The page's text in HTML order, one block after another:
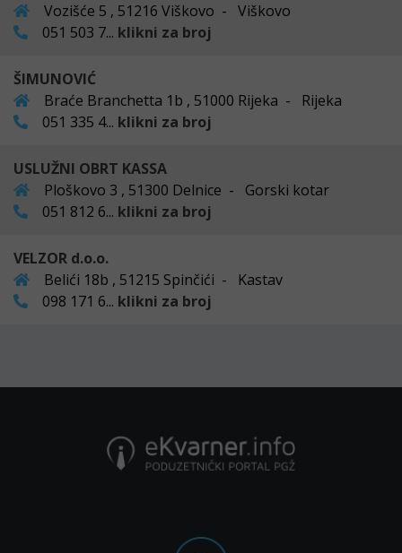
Vozišće 5 , 51216 Viškovo - Viškovo
051 503 7... klikni za broj
ŠIMUNOVIĆ
Braće Branchetta 1b , 51000 Rijeka - Rijeka
051 335 4... klikni za broj
USLUŽNI OBRT KASSA
Ploškovo 3 , 51300 Delnice - Gorski kotar
051 812 6... klikni za broj
VELZOR d.o.o.
Belići 18b , 51215 Spinčići - Kastav
098 171 6... klikni za broj